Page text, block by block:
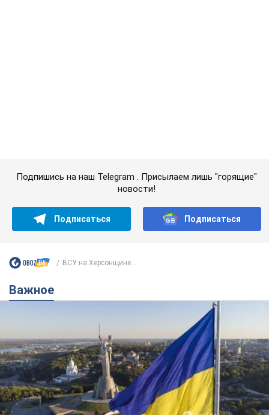
Подпишись на наш Telegram . Присылаем лишь "горящие"
новости!
Подписаться Подписаться
ВСУ на Херсонщине...
Важное